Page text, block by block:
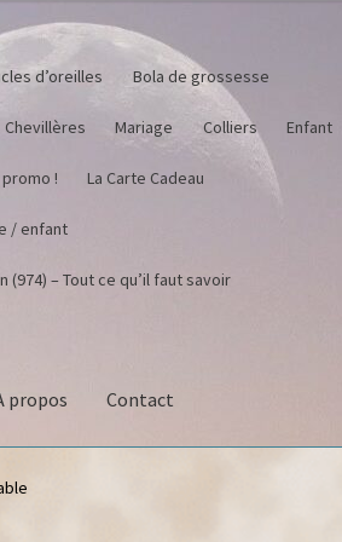
d’oreilles Bola de grossesse
Chevillères Mariage Colliers Enfant
promo ! La Carte Cadeau
/ enfant
(974) – Tout ce qu’il faut savoir
propos Contact